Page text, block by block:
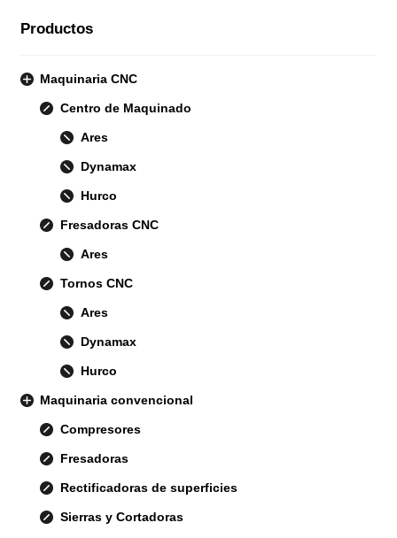
Productos
Maquinaria CNC
Centro de Maquinado
Ares
Dynamax
Hurco
Fresadoras CNC
Ares
Tornos CNC
Ares
Dynamax
Hurco
Maquinaria convencional
Compresores
Fresadoras
Rectificadoras de superficies
Sierras y Cortadoras